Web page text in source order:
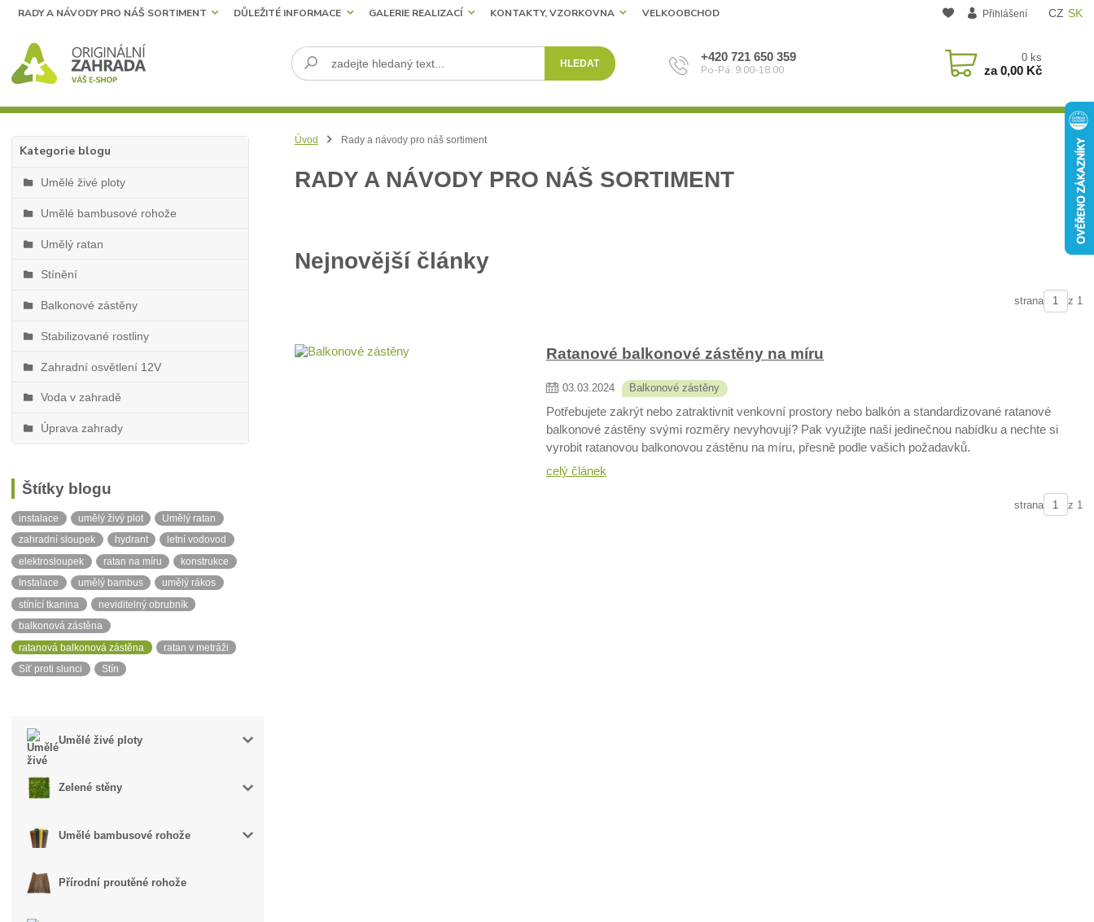
CZ SK
RADY A NÁVODY PRO NÁŠ SORTIMENT DŮLEŽITÉ INFORMACE GALERIE REALIZACÍ KONTAKTY, VZORKOVNA VELKOOBCHOD Přihlášení
HLEDAT +420 721 650 359
Po-Pá: 9:00-18:00
0 ks
za0,00 Kč
Kategorie blogu
Umělé živé ploty
Umělé bambusové rohože
Umělý ratan
Stínění
Balkonové zástěny
Stabilizované rostliny
Zahradní osvětlení 12V
Voda v zahradě
Úprava zahrady
Štítky blogu
instalace umělý živý plot
Umělý ratan
zahradní sloupek
hydrant
letní vodovod
elektrosloupek
ratan na míru
konstrukce
Instalace
umělý bambus
umělý rákos
stínící tkanina
neviditelný obrubník
balkonová zástěna
ratanová balkonová zástěna
ratan v metráži
Síť proti slunci
Stín
Umělé živé ploty
Zelené stěny
Umělé bambusové rohože
Přírodní proutěné rohože
Úvod Rady a návody pro náš sortiment
RADY A NÁVODY PRO NÁŠ SORTIMENT
Nejnovější články
strana z 1
Ratanové balkonové zástěny na míru
03.03.2024 Balkonové zástěny
Potřebujete zakrýt nebo zatraktivnit venkovní prostory nebo balkón a standardizované ratanové
balkonové zástěny svými rozměry nevyhovují? Pak využijte naši jedinečnou nabídku a nechte si
vyrobit ratanovou balkonovou zástěnu na míru, přesně podle vašich požadavků.
celý článek
strana z 1